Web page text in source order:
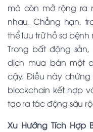
mà còn mở rộng ra
nhau. Chẳng hạn,
thể lưu trữ hồ sơ
Trong bất động
dịch mua bán một
cậy. Điều này
blockchain kết hợp
tạo ra tác động sâu
Xu Hướng Tích Hợp